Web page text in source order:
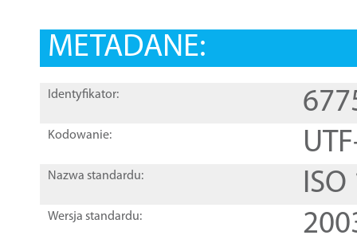
METADANE:
Identyfikator:
Kodowanie:
Nazwa standardu:
Wersja standardu: